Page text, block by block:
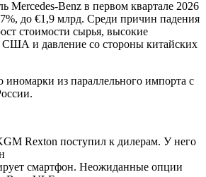
Mercedes-Benz в первом квартале 2026
до €1,9 млрд. Среди причин падения
стоимости сырья, высокие
и давление со стороны китайских
иномарки из параллельного импорта с
Rexton поступил к дилерам. У него
смартфон. Неожиданные опции